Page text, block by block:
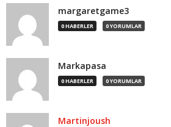
margaretgame3
0 HABERLER 0 YORUMLAR
Markapasa
0 HABERLER 0 YORUMLAR
Martinjoush